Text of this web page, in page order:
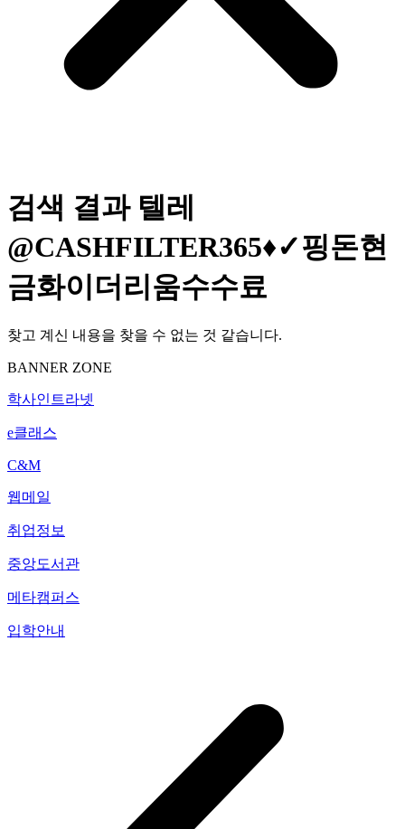
검색 결과 텔레
@CASHFILTER365♦✓핑돈현
금화이더리움수수료
찾고 계신 내용을 찾을 수 없는 것 같습니다.
BANNER ZONE
학사인트라넷
e클래스
C&M
웹메일
취업정보
중앙도서관
메타캠퍼스
입학안내